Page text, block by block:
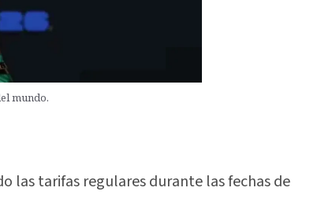
mundo.
las tarifas regulares durante las fechas de